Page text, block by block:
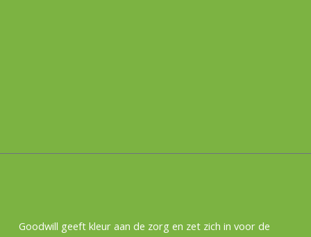
Goodwill geeft kleur aan de zorg en zet zich in voor de